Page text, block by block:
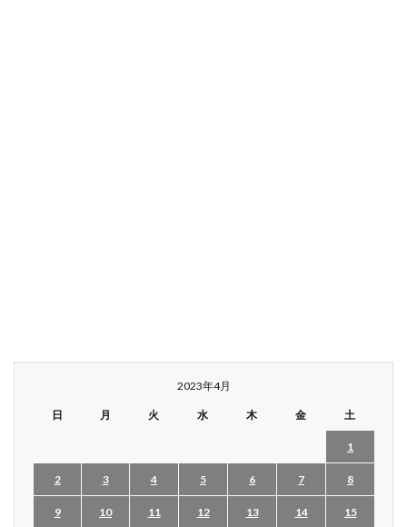
2023年4月
日 月 火 水 木 金 土
1
2 3 4 5 6 7 8
9 10 11 12 13 14 15